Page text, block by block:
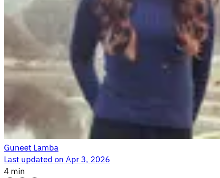
Guneet Lamba
Last updated onApr 3, 2026
4 min